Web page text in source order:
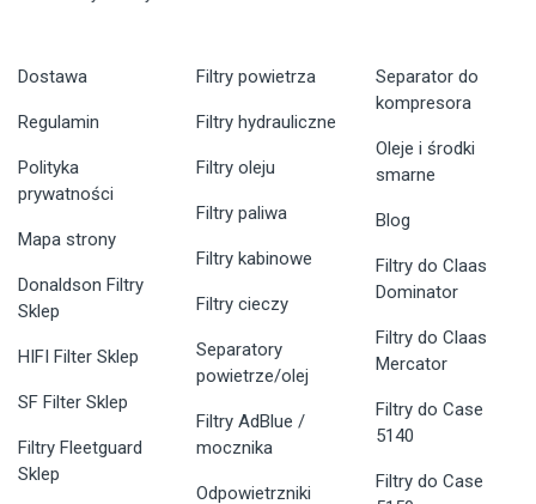
Dostawa
Regulamin
Polityka
prywatności
Mapa strony
Donaldson Filtry
Sklep
HIFI Filter Sklep
SF Filter Sklep
Filtry Fleetguard
Sklep
Filtry powietrza
Filtry hydrauliczne
Filtry oleju
Filtry paliwa
Filtry kabinowe
Filtry cieczy
Separatory
powietrze/olej
Filtry AdBlue /
mocznika
Odpowietrzniki
Separator do
kompresora
Oleje i środki
smarne
Blog
Filtry do Claas
Dominator
Filtry do Claas
Mercator
Filtry do Case
5140
Filtry do Case